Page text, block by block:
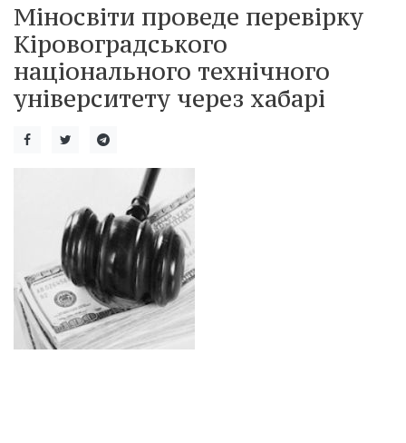
Міносвіти проведе перевірку
Кіровоградського
національного технічного
університету через хабарі